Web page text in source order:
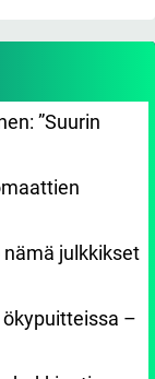
”Suurin
julkkikset
–